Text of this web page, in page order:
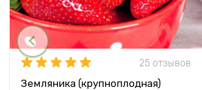
25 отзывов
Земляника (крупноплодная)